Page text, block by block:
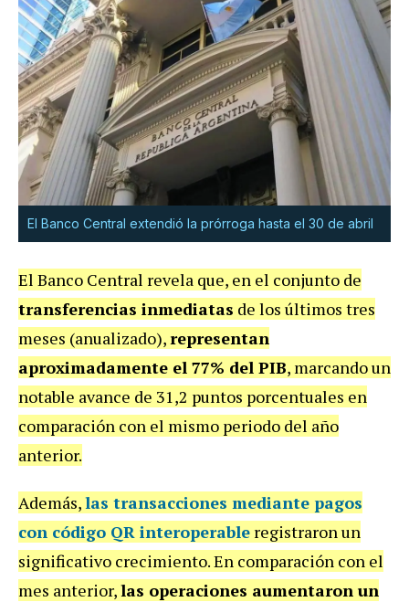
El Banco Central extendió la prórroga hasta el 30 de abril
El Banco Central revela que, en el conjunto de
transferencias inmediatas de los últimos tres
meses (anualizado),representan
aproximadamente el 77% del PIB, marcando un
notable avance de 31,2 puntos porcentuales en
comparación con el mismo periodo del año
anterior.
Además,las transacciones mediante pagos
con código QR interoperable registraron un
significativo crecimiento. En comparación con el
mes anterior,las operaciones aumentaron un